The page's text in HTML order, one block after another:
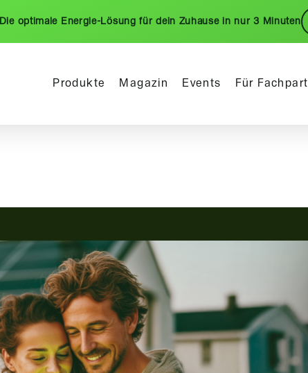
Die optimale Energie-Lösung für dein Zuhause in nur 3 Minuten
Produkte Magazin Events Für